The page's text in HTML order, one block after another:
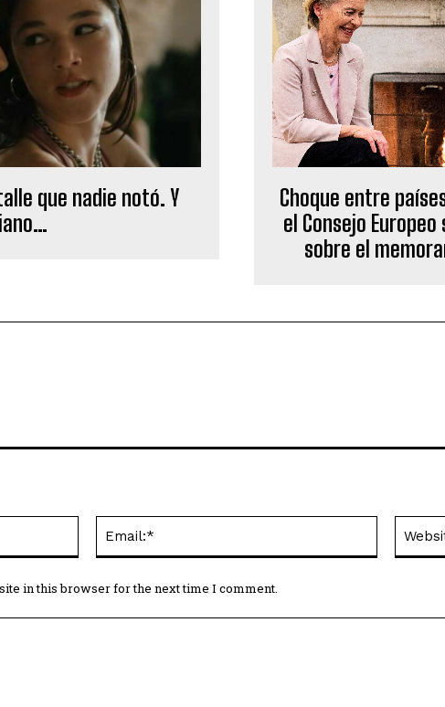
que nadie notó. Y
Choque entre
el Consejo
sobre el
in this browser for the next time I comment.